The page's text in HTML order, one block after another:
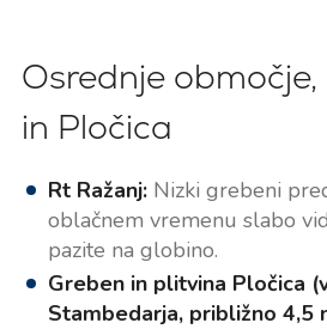
Osrednje
in Pločica
Rt Ražanj:Nizki grebeni
oblačnem vremenu slabo
pazite na globino.
Greben in plitvina Pločica
Stambedarja, približno 4,5